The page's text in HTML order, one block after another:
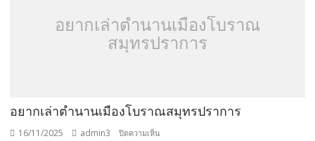
อยากเล่าตำนานเมืองโบราณ
สมุทรปราการ
อยากเล่าตำนานเมืองโบราณสมุทรปราการ
16/11/2025 admin3 ปิดความเห็น